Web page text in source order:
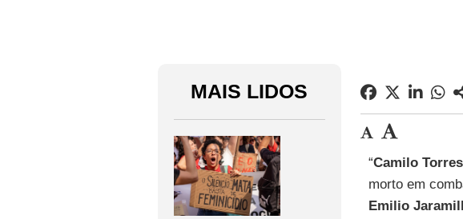
MAIS LIDOS
“Camilo Torres
morto em
Emilio